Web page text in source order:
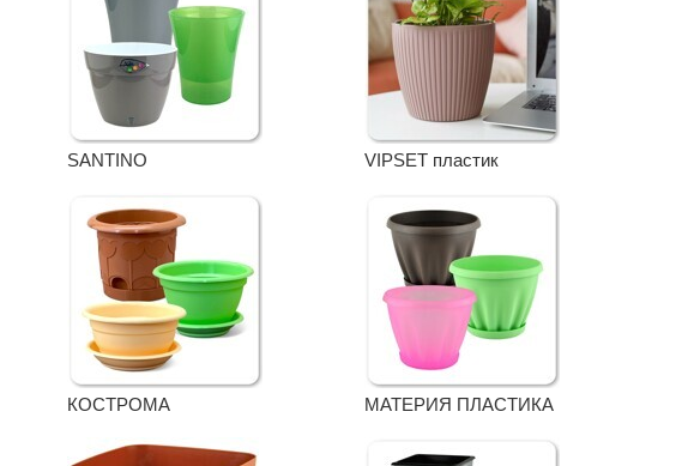
SANTINO VIPSET пластик
КОСТРОМА МАТЕРИЯ ПЛАСТИКА